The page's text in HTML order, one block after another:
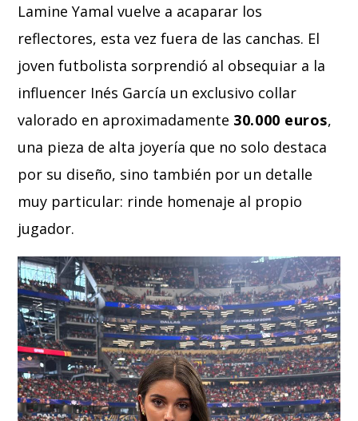
Lamine Yamal vuelve a acaparar los
reflectores, esta vez fuera de las canchas. El
joven futbolista sorprendió al obsequiar a la
influencer Inés García un exclusivo collar
valorado en aproximadamente 30.000 euros,
una pieza de alta joyería que no solo destaca
por su diseño, sino también por un detalle
muy particular: rinde homenaje al propio
jugador.